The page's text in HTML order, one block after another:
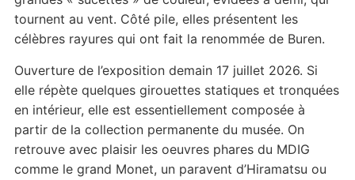
tournent au vent. Côté pile, elles présentent les
célèbres rayures qui ont fait la renommée de Buren.
Ouverture de l’exposition demain 17 juillet 2026. Si
elle répète quelques girouettes statiques et tronquées
en intérieur, elle est essentiellement composée à
partir de la collection permanente du musée. On
retrouve avec plaisir les oeuvres phares du MDIG
comme le grand Monet, un paravent d’Hiramatsu ou